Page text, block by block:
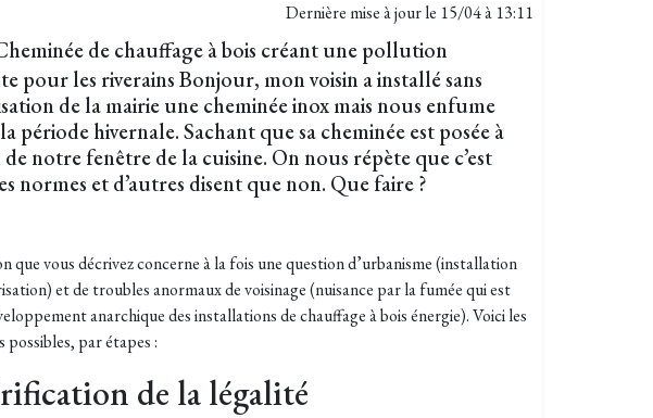
Dernière mise à jour le 15/04 à 13:11
de chauffage à bois créant une pollution
pour les riverains Bonjour, mon voisin a installé sans
de la mairie une cheminée inox mais nous enfume
période hivernale. Sachant que sa cheminée est posée à
de notre fenêtre de la cuisine. On nous répète que c’est
normes et d’autres disent que non. Que faire ?
que vous décrivez concerne à la fois une question d’urbanisme (installation
et de troubles anormaux de voisinage (nuisance par la fumée qui est
anarchique des installations de chauffage à bois énergie). Voici les
possibles, par étapes :
de la légalité